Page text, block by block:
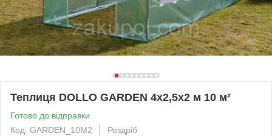
Теплиця DOLLO GARDEN 4х2,5х2 м 10 м²
Готово до відправки
Код: GARDEN_10M2
Роздріб